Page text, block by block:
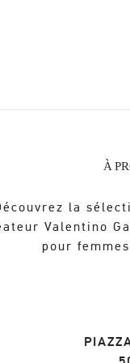
À
la
Valentino
pour